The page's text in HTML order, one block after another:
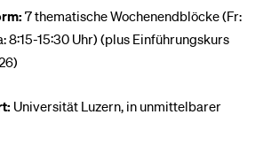
7 thematische Wochenendblöcke (Fr:
8:15-15:30 Uhr) (plus Einführungskurs
Universität Luzern, in unmittelbarer